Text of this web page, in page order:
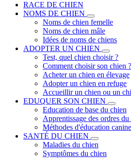
RACE DE CHIEN
NOMS DE CHIEN
Noms de chien femelle
Noms de chien mâle
Idées de noms de chiens
ADOPTER UN CHIEN
Test, quel chien choisir ?
Comment choisir son chien ?
Acheter un chien en élevage
Adopter un chien en refuge
Accueillir un chien ou un
EDUQUER SON CHIEN
Education de base du chien
Apprentissage des ordres du
Méthodes d'éducation canine
SANTÉ DU CHIEN
Maladies du chien
Symptômes du chien